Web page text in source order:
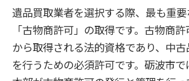
遺品買取業者を選択する際、最も重
「古物商許可」の取得です。古物商
から取得される法的資格であり、中
を行うための必須許可です。砺波市